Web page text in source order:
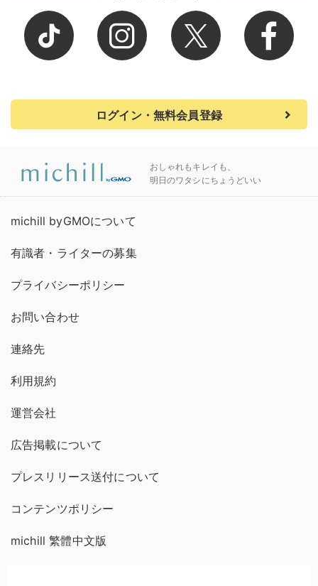
ログイン・無料会員登録
おしゃれもキレイも、
明日のワタシにちょうどいい
michill byGMOについて
有識者・ライターの募集
プライバシーポリシー
お問い合わせ
連絡先
利用規約
運営会社
広告掲載について
プレスリリース送付について
コンテンツポリシー
michill 繁體中文版